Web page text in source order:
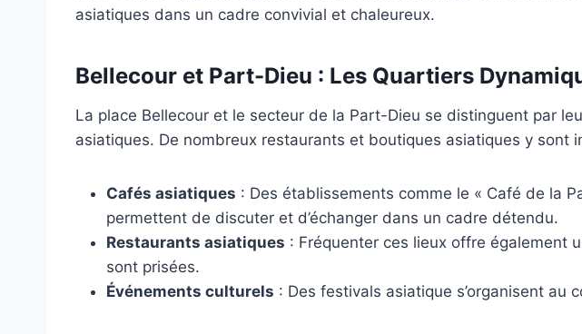
asiatiques dans un cadre convivial et chaleureux.
Bellecour et Part-Dieu : Les Quartiers
La place Bellecour et le secteur de la Part-Dieu se distinguent par
asiatiques. De nombreux restaurants et boutiques asiatiques y sont
Cafés asiatiques : Des établissements comme le « Café de la
permettent de discuter et d’échanger dans un cadre détendu.
Restaurants asiatiques : Fréquenter ces lieux offre également
sont prisées.
Événements culturels : Des festivals asiatique s’organisent au